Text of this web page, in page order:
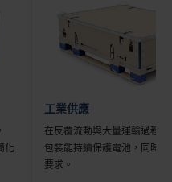
化
工業供應
在反覆流動與大量運輸過程
包裝能持續保護電池，同時
要求。